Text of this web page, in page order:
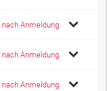
nach Anmeldung
nach Anmeldung
nach Anmeldung